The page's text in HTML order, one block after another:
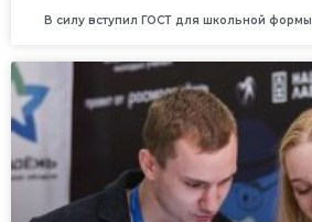
В силу вступил ГОСТ для школьной формы